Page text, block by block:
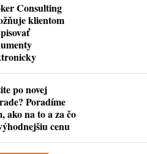
Consulting
klientom
po novej
Poradíme
ako na to a za čo
cenu